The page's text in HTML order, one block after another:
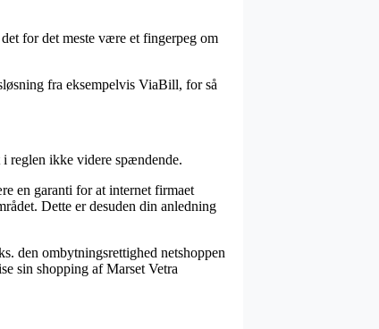
for det meste være et fingerpeg om
fra eksempelvis ViaBill, for så
reglen ikke videre spændende.
en garanti for at internet firmaet
Dette er desuden din anledning
den ombytningsrettighed netshoppen
sin shopping af Marset Vetra